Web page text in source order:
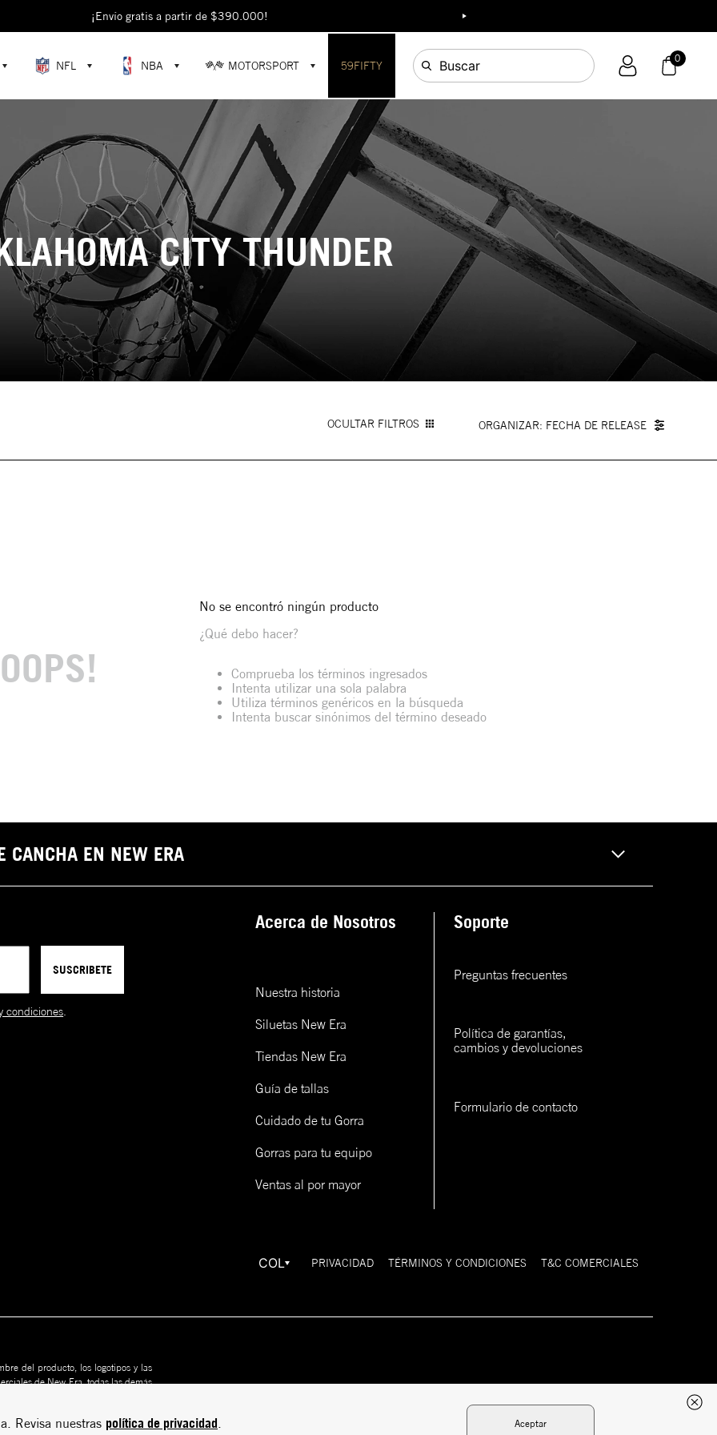
Revisa nuestras política de privacidad. Aceptar
¡Envío gratis a partir de $390.000!
NFL NBA MOTORSPORT 59FIFTY Buscar 0
CITY THUNDER
OCULTAR FILTROS FECHA DE RELEASE
OOPS!
No se encontró ningún producto
¿Qué debo hacer?
Comprueba los términos ingresados
Intenta utilizar una sola palabra
Utiliza términos genéricos en la búsqueda
Intenta buscar sinónimos del término deseado
CANCHA EN NEW ERA
SUSCRIBETE
condiciones
Acerca de Nosotros
Nuestra historia
Siluetas New Era
Tiendas New Era
Guía de tallas
Cuidado de tu Gorra
Gorras para tu equipo
Ventas al por mayor
Soporte
Preguntas frecuentes
Política de garantías,
cambios y devoluciones
Formulario de contacto
COL PRIVACIDAD TÉRMINOS Y CONDICIONES T&C COMERCIALES
del producto, los logotipos y las
de New Era, todas las demás
por: